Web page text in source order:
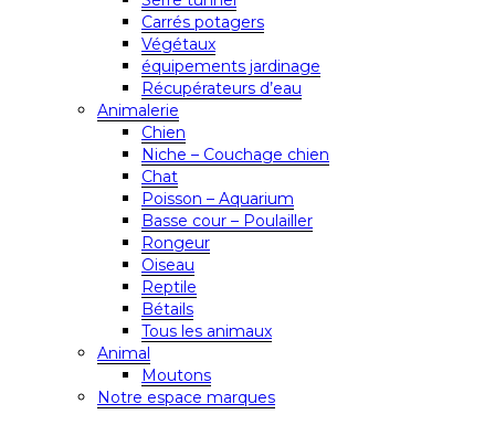
Carrés potagers
Végétaux
équipements jardinage
Récupérateurs d’eau
Animalerie
Chien
Niche – Couchage chien
Chat
Poisson – Aquarium
Basse cour – Poulailler
Rongeur
Oiseau
Reptile
Bétails
Tous les animaux
Animal
Moutons
Notre espace marques